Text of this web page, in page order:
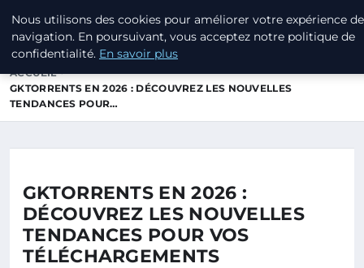
ANNUAIRE3 ANNUAIRE3D
ACCUEIL
GKTORRENTS EN 2026 : DÉCOUVREZ LES NOUVELLES
TENDANCES POUR…
GKTORRENTS EN 2026 :
DÉCOUVREZ LES NOUVELLES
TENDANCES POUR VOS
TÉLÉCHARGEMENTS
Nous utilisons des cookies pour améliorer votre expérience de
navigation. En poursuivant, vous acceptez notre politique de
confidentialité. En savoir plus